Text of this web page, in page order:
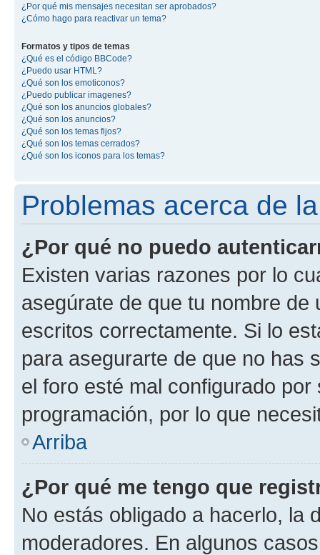
¿Por qué mis mensajes necesitan ser aprobados?
¿Cómo hago para reactivar un tema?
Formatos y tipos de temas
¿Qué es el código BBCode?
¿Puedo usar HTML?
¿Qué son los emoticonos?
¿Puedo publicar imagenes?
¿Qué son los anuncios globales?
¿Qué son los anuncios?
¿Qué son los temas fijos?
¿Qué son los temas cerrados?
¿Qué son los iconos para los temas?
Problemas acerca de
¿Por qué no puedo
Existen varias razones por lo
asegúrate de que tu nombre
escritos correctamente. Si lo
para asegurarte de que no has
el foro esté mal configurado
programación, por lo que
Arriba
¿Por qué me tengo que
No estás obligado a hacerlo, la
moderadores. En algunos